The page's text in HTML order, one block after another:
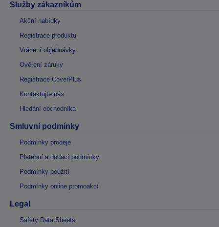
Služby zákazníkům
Akční nabídky
Registrace produktu
Vrácení objednávky
Ověření záruky
Registrace CoverPlus
Kontaktujte nás
Hledání obchodníka
Smluvní podmínky
Podmínky prodeje
Platební a dodací podmínky
Podmínky použití
Podmínky online promoakcí
Legal
Safety Data Sheets